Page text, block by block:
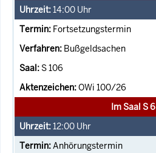
14:00 Uhr
Fortsetzungstermin
Bußgeldsachen
S 106
OWi 100/26
Im Saal S 6
12:00 Uhr
Anhörungstermin